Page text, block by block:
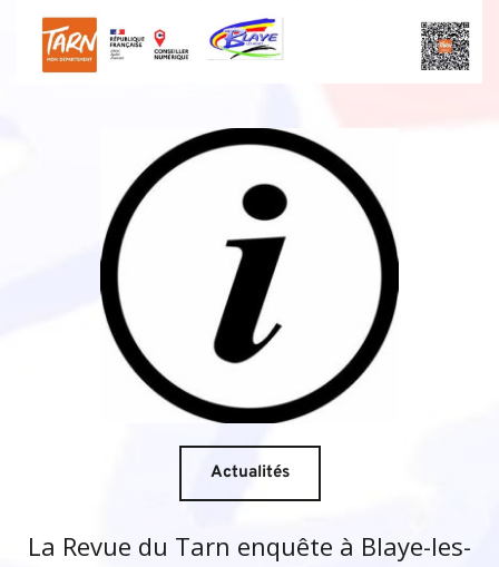
Actualités
La Revue du Tarn enquête à Blaye-les-